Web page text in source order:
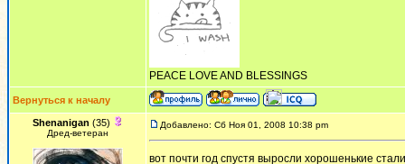
PEACE LOVE AND BLESSINGS
Вернуться к началу
Shenanigan (35)
Дред-ветеран
Добавлено: Сб Ноя 01, 2008 10:38 pm
вот почти год спустя выросли хорошенькие